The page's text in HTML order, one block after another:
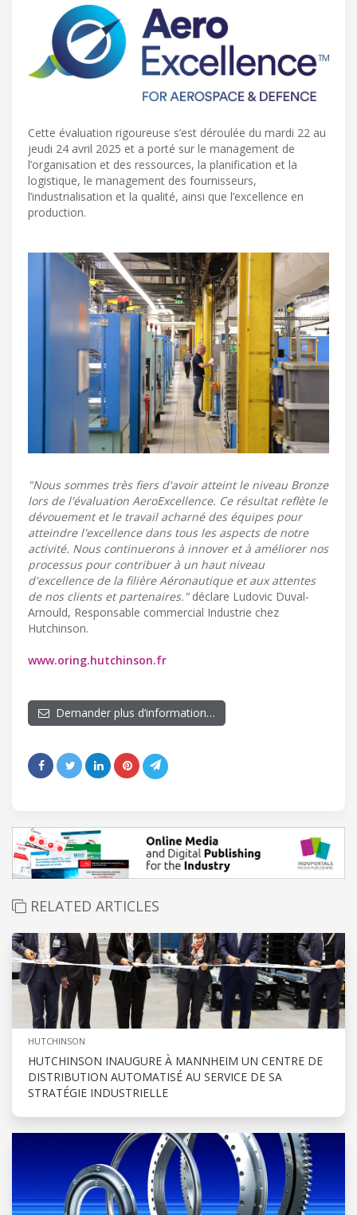
Cette évaluation rigoureuse s’est déroulée du mardi 22 au
jeudi 24 avril 2025 et a porté sur le management de
l’organisation et des ressources, la planification et la
logistique, le management des fournisseurs,
l’industrialisation et la qualité, ainsi que l’excellence en
production.
"Nous sommes très fiers d'avoir atteint le niveau Bronze
lors de l'évaluation AeroExcellence. Ce résultat reflète le
dévouement et le travail acharné des équipes pour
atteindre l'excellence dans tous les aspects de notre
activité. Nous continuerons à innover et à améliorer nos
processus pour contribuer à un haut niveau
d'excellence de la filière Aéronautique et aux attentes
de nos clients et partenaires."déclare Ludovic Duval-
Arnould, Responsable commercial Industrie chez
Hutchinson.
www.oring.hutchinson.fr
Demander plus d’information…
RELATED ARTICLES
HUTCHINSON
HUTCHINSON INAUGURE À MANNHEIM UN CENTRE DE
DISTRIBUTION AUTOMATISÉ AU SERVICE DE SA
STRATÉGIE INDUSTRIELLE